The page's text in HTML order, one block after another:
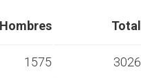
Hombres Total
1575 3026